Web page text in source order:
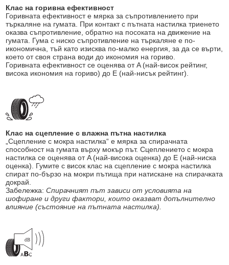
Клас на горивна ефективност
Горивната ефективност е мярка за съпротивлението при
търкаляне на гумата. При контакт с пътната настилка триенето
оказва съпротивление, обратно на посоката на движение на
гумата. Гума с ниско съпротивление на търкаляне е по-
икономична, тъй като изисква по-малко енергия, за да се върти,
което от своя страна води до икономия на гориво.
Горивната ефективност се оценява от A (най-висок рейтинг,
висока икономия на гориво) до E (най-нисък рейтинг).
Клас на сцепление с влажна пътна настилка
„Сцепление с мокра настилка“ е мярка за спирачната
способност на гумата върху мокър път. Сцеплението с мокра
настилка се оценява от A (най-висока оценка) до E (най-ниска
оценка). Гумите с висок клас на сцепление с мокра настилка
спират по-бързо на мокри пътища при натискане на спирачката
докрай.
Забележка:Спирачният път зависи от условията на
шофиране и други фактори, които оказват допълнително
влияние (състояние на пътната настилка).